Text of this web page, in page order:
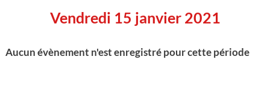
Vendredi 15 janvier 2021
Aucun évènement n'est enregistré pour cette période